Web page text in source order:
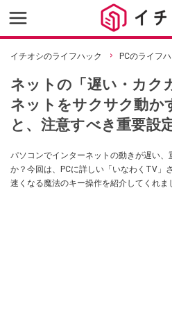
イチオシのライフハック PCのライフ
ネットの「遅い・カク
ネットをサクサク動か
と、注意すべき重要設
パソコンでインターネットの動きが遅い
か？今回は、PCに詳しい「いなわくTV」
速くなる魔法のキー操作を紹介してくれま